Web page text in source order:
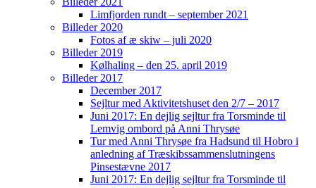
Limfjorden rundt – september 2021
Billeder 2020
Fotos af æ skiw – juli 2020
Billeder 2019
Kølhaling – den 25. april 2019
Billeder 2017
December 2017
Sejltur med Aktivitetshuset den 2/7 – 2017
Juni 2017: En dejlig sejltur fra Torsminde til
Lemvig ombord på Anni Thrysøe
Tur med Anni Thrysøe fra Hadsund til Hobro i
anledning af Træskibssammenslutningens
Pinsestævne 2017
Juni 2017: En dejlig sejltur fra Torsminde til